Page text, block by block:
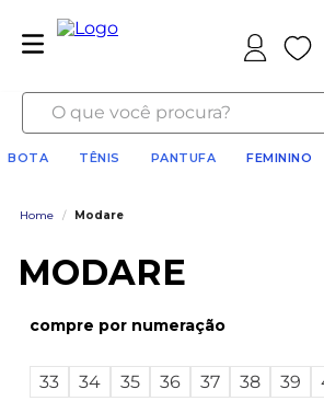
O que você procura?
BOTA TÊNIS PANTUFA FEMININO
Home / Modare
MODARE
numeração
33 34 35 36 37 38 39